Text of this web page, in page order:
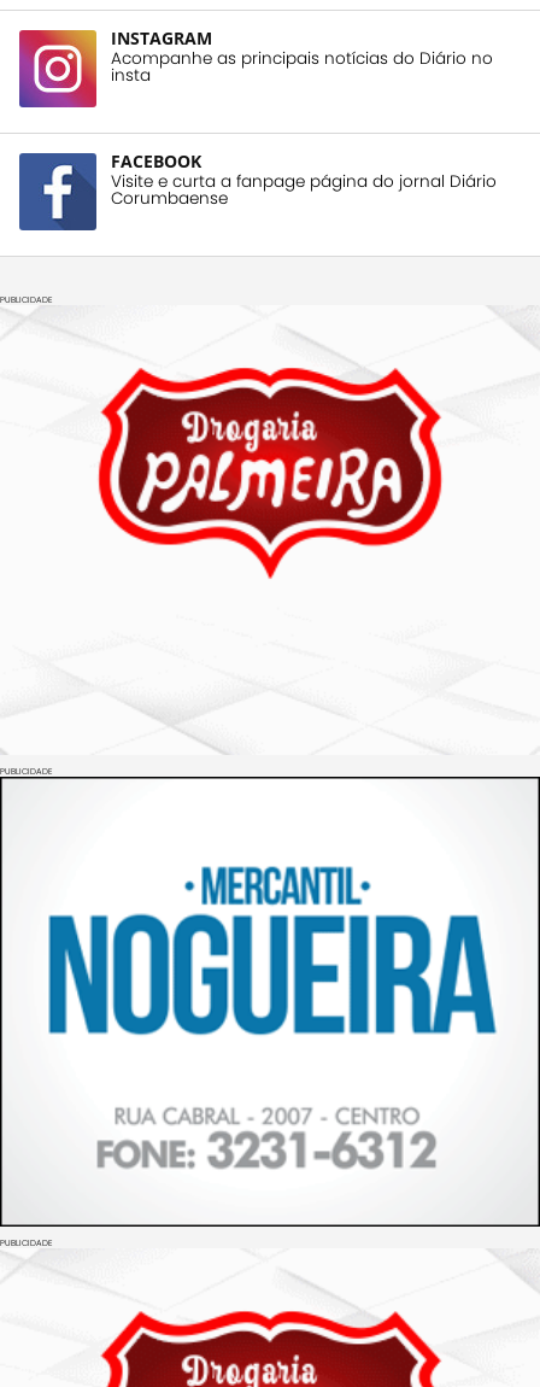
INSTAGRAM
Acompanhe as principais notícias do Diário no
insta
FACEBOOK
Visite e curta a fanpage página do jornal Diário
Corumbaense
PUBLICIDADE
PUBLICIDADE
PUBLICIDADE